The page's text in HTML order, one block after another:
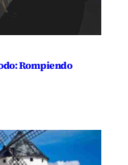
Rompiendo